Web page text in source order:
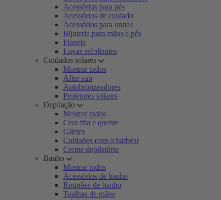
Acessórios para pés
Acessórios de cuidado
Acessórios para unhas
Bijuteria para mãos e pés
Flanela
Luvas esfoliantes
Cuidados solares
Mostrar todos
After sun
Autobronzeadores
Protetores solares
Depilação
Mostrar todos
Cera fria e quente
Giletes
Cuidados com o barbear
Creme depilatório
Banho
Mostrar todos
Acessórios de banho
Roupões de banho
Toalhas de mãos